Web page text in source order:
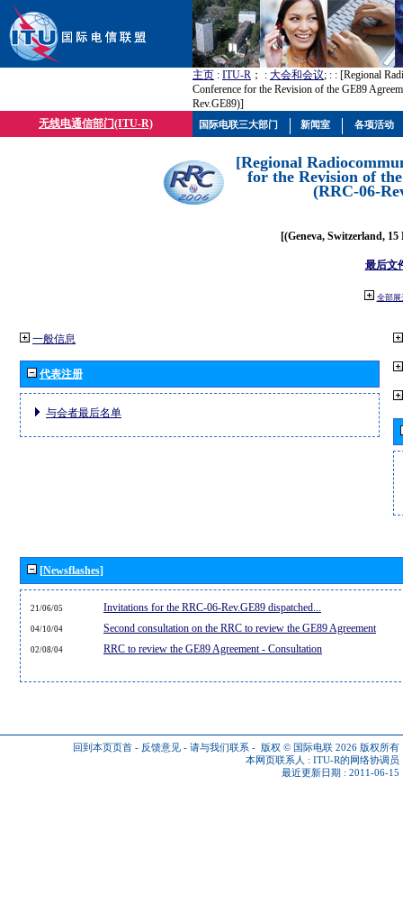
主页 : ITU-R ； : 大会和会议; : : [Regional
Conference for the Revision of the GE89
Rev.GE89)]
无线电通信部门(ITU-R)
[Regional
for the Revision of
(RRC-06-
[(Geneva, Switzerland, 15
最后文
全部展
一般信息
代表注册
与会者最后名单
[Newsflashes]
21/06/05 Invitations for the RRC-06-Rev.GE89 dispatched...
04/10/04 Second consultation on the RRC to review the GE89 Agreement
02/08/04 RRC to review the GE89 Agreement - Consultation
回到本页页首 - 反馈意见 - 请与我们联系 - 版权 © 国际电联 2026 版权所有
本网页联系人 : ITU-R的网络协调员
最近更新日期 : 2011-06-15
国际电联三大部门 新闻室 各项活动